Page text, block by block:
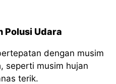
Polusi Udara
dengan musim
seperti musim hujan
terik.